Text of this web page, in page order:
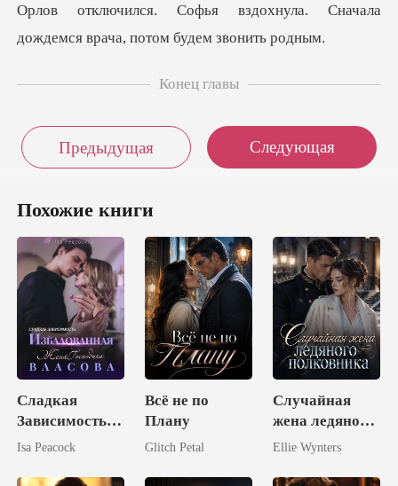
хнула. Сначала
дождемся врач
Конец главы
Предыдущая Следующая
Похожие книги
Сладкая
Зависимость:
Избалованная
Господина
Isa Peacock
Всё не по
Плану
Glitch Petal
Случайная
жена ледяного
полковника
Ellie Wynters